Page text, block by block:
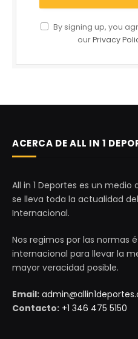
By signing up, you
ourPrivacy
ACERCA DE ALL IN 1
All in 1 Deportes es un
se lleva toda la actualidad
Internacional.
Nos regimos por las normas
internacional para llevar la
mayor veracidad posible.
Email:
Contacto: +1 346 475 5150